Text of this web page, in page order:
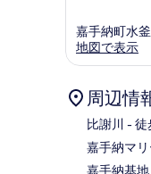
嘉手納町水
地図で表示
周辺情
比謝川 - 徒
嘉手納マ
嘉手納基地